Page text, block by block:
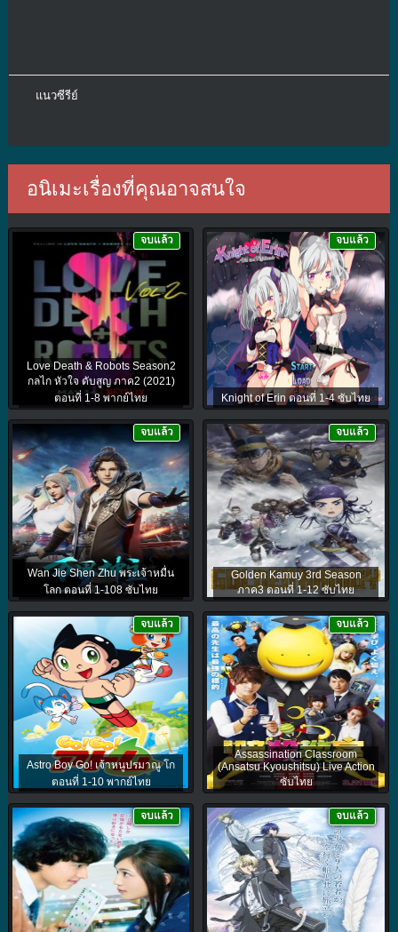
แนวซีรีย์
อนิเมะเรื่องที่คุณอาจสนใจ
Love Death & Robots Season2
กลไก หัวใจ ดับสูญ ภาค2 (2021)
ตอนที่ 1-8 พากย์ไทย
จบแล้ว
Knight of Erin ตอนที่ 1-4 ซับไทย
จบแล้ว
Wan Jie Shen Zhu พระเจ้าหมื่น
โลก ตอนที่ 1-108 ซับไทย
จบแล้ว
Golden Kamuy 3rd Season
ภาค3 ตอนที่ 1-12 ซับไทย
จบแล้ว
Astro Boy Go! เจ้าหนูปรมาณู โก
ตอนที่ 1-10 พากย์ไทย
จบแล้ว
Assassination Classroom
(Ansatsu Kyoushitsu) Live Action
ซับไทย
จบแล้ว
จบแล้ว จบแล้ว